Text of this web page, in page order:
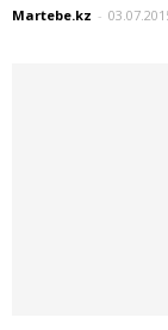
Martebe.kz -